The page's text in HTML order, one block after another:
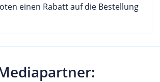
einen Rabatt auf die Bestellung